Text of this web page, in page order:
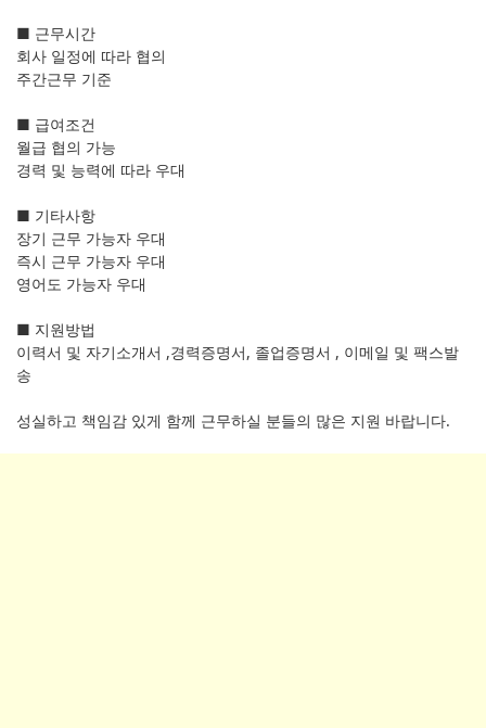
■ 근무시간
회사 일정에 따라 협의
주간근무 기준
■ 급여조건
월급 협의 가능
경력 및 능력에 따라 우대
■ 기타사항
장기 근무 가능자 우대
즉시 근무 가능자 우대
영어도 가능자 우대
■ 지원방법
이력서 및 자기소개서 ,경력증명서, 졸업증명서 , 이메일 및 팩스발
송
성실하고 책임감 있게 함께 근무하실 분들의 많은 지원 바랍니다.